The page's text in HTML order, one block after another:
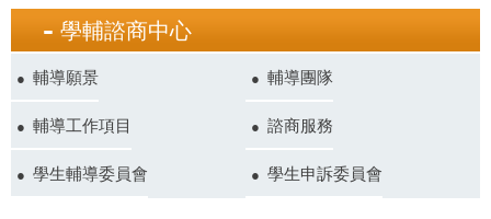
學輔諮商中心
輔導願景 輔導團隊
輔導工作項目 諮商服務
學生輔導委員會 學生申訴委員會